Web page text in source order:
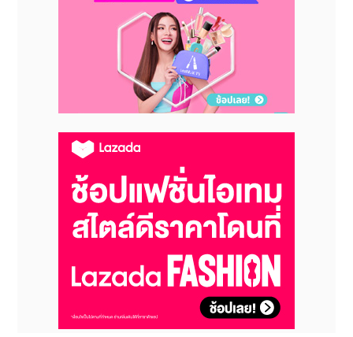
มันส์ในคอนเสิร์ตของศิลปินดังอย่างจาง เจิ้นเยว่ (Chang
Chen-yue) และเซียว จิ้งเถิง (Jam Hsiao) ณ
โอลิมปิก สปอร์ต เซ็นเตอร์ ที่จะเข้ามาเพิ่มสีสันทางศิลปะ
ของเฉิ่นหยางให้มีชีวิตชีวายิ่งขึ้น
เฉิ่นหยางเมืองที่ไม่หยุดนิ่ง: ปลุกสปิริตนักกีฬา สานฝันการ
ด้วยแรงขับเคลื่อนจากการแข่งขันกีฬาระดับอาชีพอย่าง
บาสเกตบอลลีกอาชีพของจีน (CBA) และการแข่งขันปั๊ม
แทร็คเยาวชนโลก นครเฉิ่นหยางพร้อมแล้วที่จะปลุกกระแส
ความมันส์ให้คอกีฬาทั่วเมืองได้ลุ้นกันตัวโก่ง นอกจากนี้ยัง
มีแมตช์ที่เปิดโอกาสให้ทุกคนได้ลงสนามจริงอย่าง “ลีก
ฟุตบอลภาคตะวันออกเฉียงเหนือของจีน” และการแข่งขัน
ฮาล์ฟมาราธอน พร้อมจัดเต็มโปรโมชันพิเศษเพียงใช้หาง
บัตร เราขอเชิญชวนเหล่านักท่องเที่ยวและแฟนกีฬามา
สัมผัสการชิงชัยระดับโลก ดื่มด่ำกับความงามของฤดูใบไม้
ผลิ สัมผัสวิถีชีวิตท้องถิ่น และตระเวนชิมของอร่อยขึ้นชื่อ
เพื่อให้ฤดูกาลนี้เป็นช่วงเวลาแห่งการพักผ่อนที่ทั้งผ่อน